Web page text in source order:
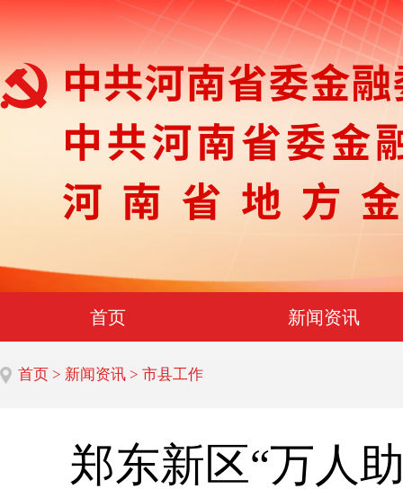
首页 新闻资讯
首页 > 新闻资讯 > 市县工作
郑东新区“万人